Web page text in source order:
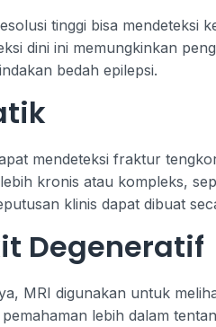
tinggi bisa mendeteksi
dini ini memungkinkan
bedah epilepsi.
mendeteksi fraktur
kronis atau kompleks,
klinis dapat dibuat
Degeneratif
MRI digunakan untuk
lebih dalam